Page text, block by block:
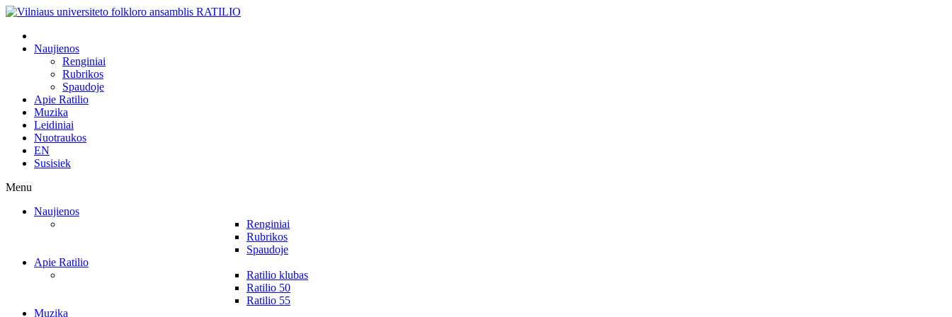
Naujienos
Renginiai
Rubrikos
Spaudoje
Apie Ratilio
Muzika
Leidiniai
Nuotraukos
EN
Susisiek
Menu
Naujienos
Renginiai
Rubrikos
Spaudoje
Apie Ratilio
Ratilio klubas
Ratilio 50
Ratilio 55
Muzika